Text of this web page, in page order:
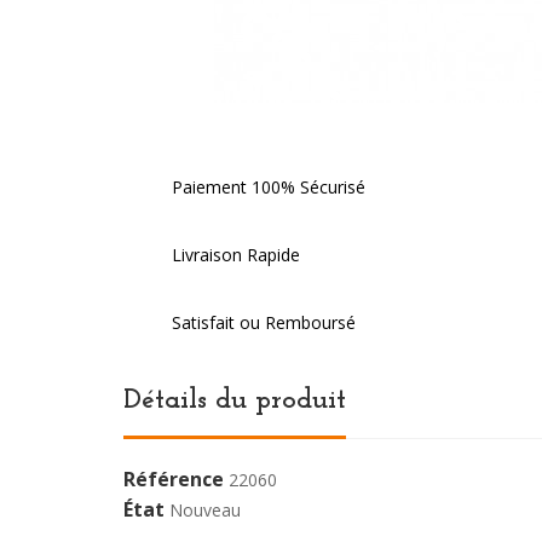
Paiement 100% Sécurisé
Livraison Rapide
Satisfait ou Remboursé
Détails du produit
Référence 22060
État Nouveau